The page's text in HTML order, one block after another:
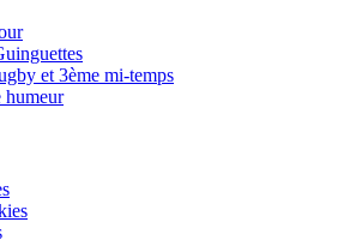
et 3ème mi-temps
humeur